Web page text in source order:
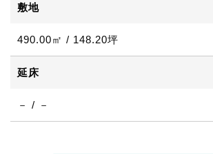
敷地
490.00㎡ / 148.20坪
延床
－ / －